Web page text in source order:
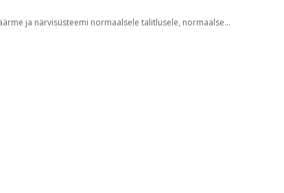
Kelpamax on looduslik jooditablett, mis on valmistatud merevetika ekstraktist. Jood aitab kaasa kilpnäärmehormoonide normaalsele tootmisele, kilpnäärme ja närvisüsteemi normaalsele talitlusele, normaalsele energiavahetusele ning aitab hoida nahka normaalsena. Ei sisalda loomseid koostisosi, laktoosi, pärme, gluteeni ega magusaineid.